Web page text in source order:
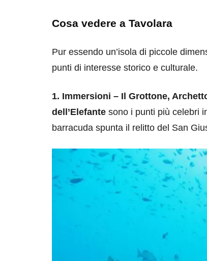
Cosa vedere a Tavolara
Pur essendo un’isola di piccole
punti di interesse storico e culturale.
1. Immersioni – Il Grottone,
dell’Elefante sono i punti più celebri
barracuda spunta il relitto del San